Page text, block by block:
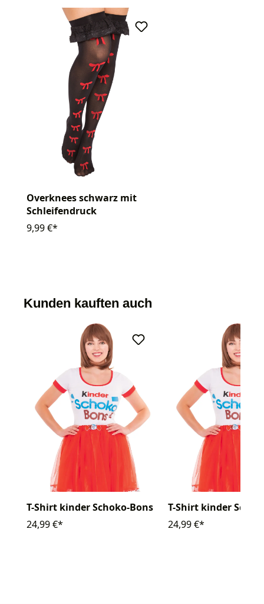
Overknees schwarz mit
Schleifendruck
9,99 €*
Kunden kauften auch
T-Shirt kinder Schoko-Bons
24,99 €*
T-Shirt kinder
24,99 €*